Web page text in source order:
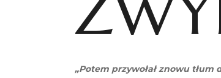
„Potem przywołał znowu tłum